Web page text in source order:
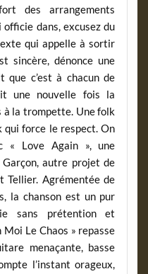
des arrangements
officie dans, excusez du
qui appelle à sortir
sincère, dénonce une
que c’est à chacun de
une nouvelle fois la
à la trompette. Une folk
qui force le respect. On
« Love Again », une
Garçon, autre projet de
Tellier. Agrémentée de
la chanson est un pur
sans prétention et
Le Chaos » repasse
menaçante, basse
l’instant orageux,